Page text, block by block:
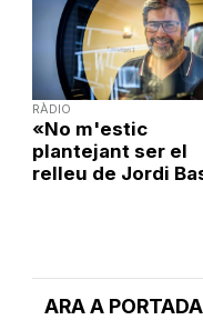
ARA A PORTADA
RÀDIO
«No m'estic
plantejant ser el
relleu de Jordi